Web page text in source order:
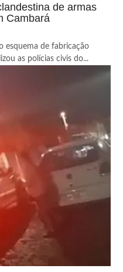
de armas
Cambará
esquema de fabricação
as polícias civis do...